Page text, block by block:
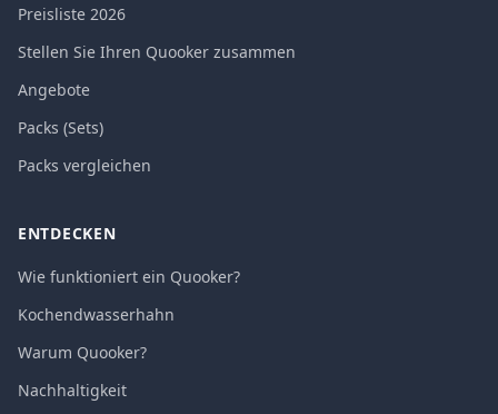
Preisliste 2026
Stellen Sie Ihren Quooker zusammen
Angebote
Packs (Sets)
Packs vergleichen
ENTDECKEN
Wie funktioniert ein Quooker?
Kochendwasserhahn
Warum Quooker?
Nachhaltigkeit